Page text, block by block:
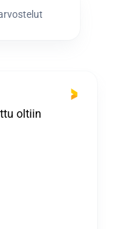
oltiin